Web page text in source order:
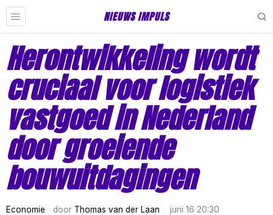
NIEUWS IMPULS
Herontwikkeling wordt
cruciaal voor logistiek
vastgoed in Nederland
door groeiende
bouwuitdagingen
Economie door Thomas van der Laan juni 16 20:30